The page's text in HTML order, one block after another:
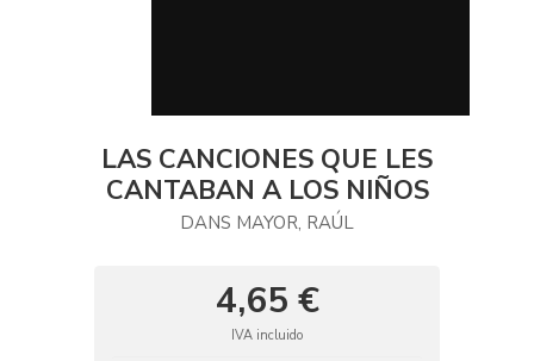
LAS CANCIONES QUE LES
CANTABAN A LOS NIÑOS
DANS MAYOR, RAÚL
4,65 €
IVA incluido